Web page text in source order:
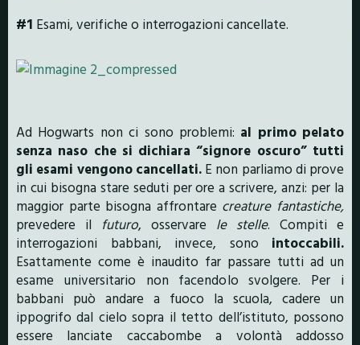
#1 Esami, verifiche o interrogazioni cancellate.
Ad Hogwarts non ci sono problemi: al primo pelato
senza naso che si dichiara “signore oscuro” tutti
gli esami vengono cancellati.E non parliamo di prove
in cui bisogna stare seduti per ore a scrivere, anzi: per la
maggior parte bisogna affrontare creature fantastiche,
prevedere il futuro, osservare le stelle. Compiti e
interrogazioni babbani, invece, sono intoccabili.
Esattamente come è inaudito far passare tutti ad un
esame universitario non facendolo svolgere. Per i
babbani può andare a fuoco la scuola, cadere un
ippogrifo dal cielo sopra il tetto dell’istituto, possono
essere lanciate caccabombe a volontà addosso